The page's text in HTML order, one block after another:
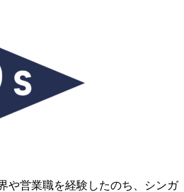
や営業職を経験したのち、シンガ